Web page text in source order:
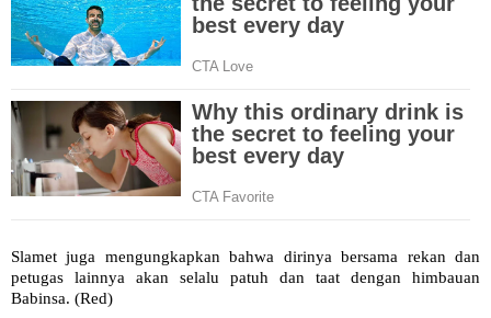
Slamet juga mengungkapkan bahwa dirinya bersama rekan dan
petugas lainnya akan selalu patuh dan taat dengan himbauan
Babinsa. (Red)